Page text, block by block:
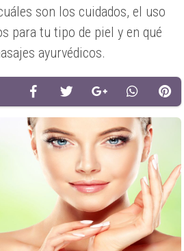
son los cuidados, el uso
para tu tipo de piel y en qué
ayurvédicos.